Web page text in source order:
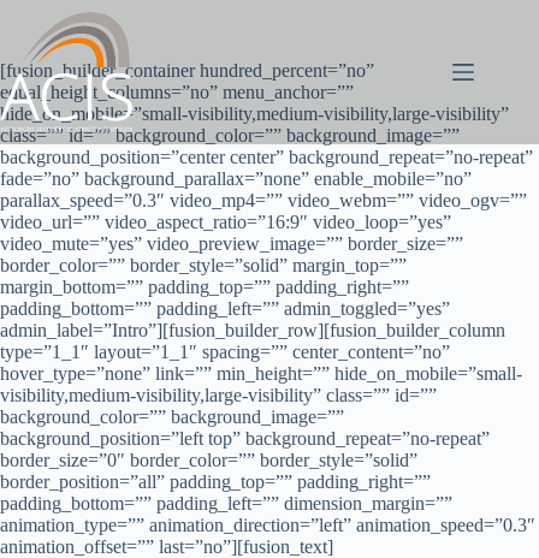
conteúdo
[fusion_builder_container hundred_percent=”no”
equal_height_columns=”no” menu_anchor=””
hide_on_mobile=”small-visibility,medium-visibility,large-visibility”
class=”” id=”” background_color=”” background_image=””
background_position=”center center” background_repeat=”no-repeat”
fade=”no” background_parallax=”none” enable_mobile=”no”
parallax_speed=”0.3″ video_mp4=”” video_webm=”” video_ogv=””
video_url=”” video_aspect_ratio=”16:9″ video_loop=”yes”
video_mute=”yes” video_preview_image=”” border_size=””
border_color=”” border_style=”solid” margin_top=””
margin_bottom=”” padding_top=”” padding_right=””
padding_bottom=”” padding_left=”” admin_toggled=”yes”
admin_label=”Intro”][fusion_builder_row][fusion_builder_column
type=”1_1″ layout=”1_1″ spacing=”” center_content=”no”
hover_type=”none” link=”” min_height=”” hide_on_mobile=”small-
visibility,medium-visibility,large-visibility” class=”” id=””
background_color=”” background_image=””
background_position=”left top” background_repeat=”no-repeat”
border_size=”0″ border_color=”” border_style=”solid”
border_position=”all” padding_top=”” padding_right=””
padding_bottom=”” padding_left=”” dimension_margin=””
animation_type=”” animation_direction=”left” animation_speed=”0.3″
animation_offset=”” last=”no”][fusion_text]